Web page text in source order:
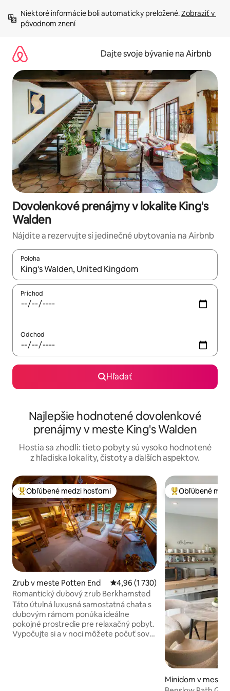
obsah.
Niektoré informácie boli automaticky preložené. Zobraziť v
pôvodnom znení
Dajte svoje bývanie na Airbnb
Dovolenkové prenájmy v lokalite King's
Walden
Nájdite a rezervujte si jedinečné ubytovania na Airbnb
Poloha
Keď budú výsledky k dispozícii, môžete si ich prechádzať
Príchod
Odchod
Hľadať
Najlepšie hodnotené dovolenkové
prenájmy v meste King's Walden
Hostia sa zhodli: tieto pobyty sú vysoko hodnotené
z hľadiska lokality, čistoty a ďalších aspektov.
Najobľúbenejšie medzi hosťami
Obľúbené medzi hosťami
Zrub v meste Potten End Priemerné ohodnotenie 4,96 z 5,
4,96 (1 730)
Romantický dubový zrub Berkhamsted
Táto útulná luxusná samostatná chata s
dubovým rámom ponúka ideálne
pokojné prostredie pre relaxačný pobyt.
Vypočujte si a v noci môžete počuť sovy.
Najobľúbenejšie
Obľúbené
Minidom v meste